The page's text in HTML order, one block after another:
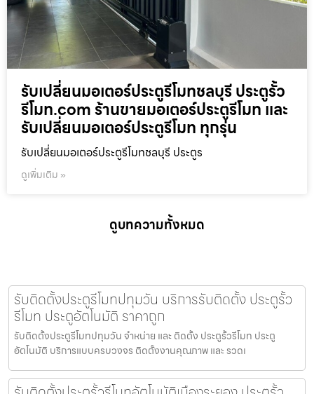
รับเปลี่ยนมอเตอร์ประตูรีโมทชลบุรี ประตูรั้ว
รีโมท.com ร้านขายมอเตอร์ประตูรีโมท และ
รับเปลี่ยนมอเตอร์ประตูรีโมท ทุกรุ่น
รับเปลี่ยนมอเตอร์ประตูรีโมทชลบุรี ประตูร
ดูเพิ่มเติม »
ดูบทความทั้งหมด
รับติดตั้งประตูรีโมทปทุมวัน บริการรับติดตั้ง ประตูรั้ว
รีโมท ประตูอัตโนมัติ ราคาถูก
รับติดตั้งประตูรีโมทปทุมวัน จำหน่าย และ ติดตั้ง ประตูรั้วรีโมท ประตู
อัตโนมัติ บริการแบบครบวงจร ติดตั้งงานคุณภาพ และ รวดเ